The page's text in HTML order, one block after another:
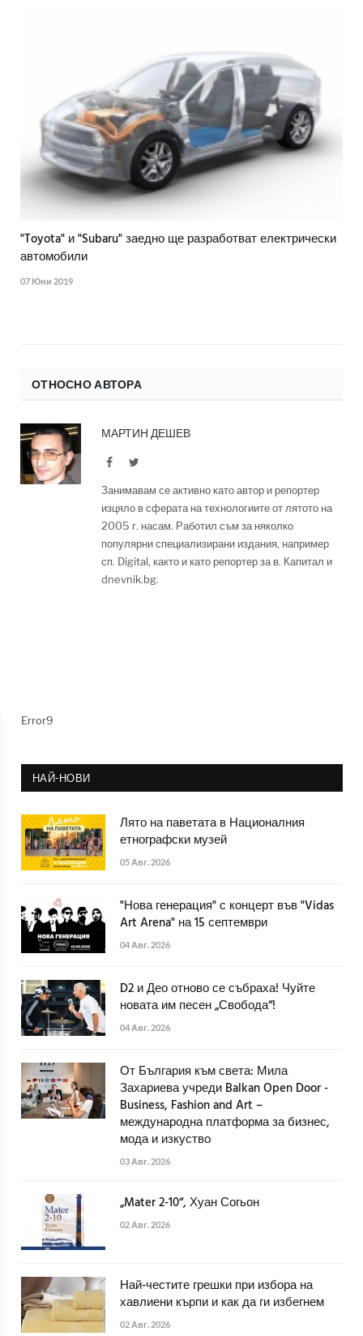
"Toyota" и "Subaru" заедно ще разработват електрически
автомобили
07 Юни 2019
ОТНОСНО АВТОРА
МАРТИН ДЕШЕВ
FacebookTwitter
Занимавам се активно като автор и репортер
изцяло в сферата на технологиите от лятото на
2005 г. насам. Работил съм за няколко
популярни специализирани издания, например
сп. Digital, както и като репортер за в. Капитал и
dnevnik.bg.
Error9
НАЙ-НОВИ
Лято на паветата в Националния
етнографски музей
05 Авг. 2026
"Нова генерация" с концерт във "Vidas
Art Arena" на 15 септември
04 Авг. 2026
D2 и Део отново се събраха! Чуйте
новата им песен „Свобода“!
04 Авг. 2026
От България към света: Мила
Захариева учреди Balkan Open Door -
Business, Fashion and Art –
международна платформа за бизнес,
мода и изкуство
03 Авг. 2026
„Mater 2-10“, Хуан Согьон
02 Авг. 2026
Най-честите грешки при избора на
хавлиени кърпи и как да ги избегнем
02 Авг. 2026